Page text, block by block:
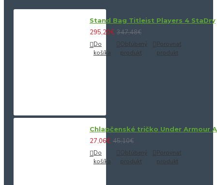
Stand Bag Titleist Players 4 StaDry
295,20€ 347,48€
Do
košíka
Obľúbený
produkt
Porovnať
produkt
Chlapčenské tričko Under Armour
27,06€ 45,10€
Do
košíka
Obľúbený
produkt
Porovnať
produkt